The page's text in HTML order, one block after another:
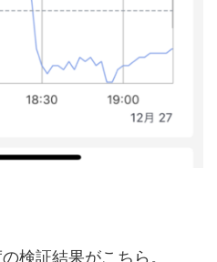
検証結果がこちら。